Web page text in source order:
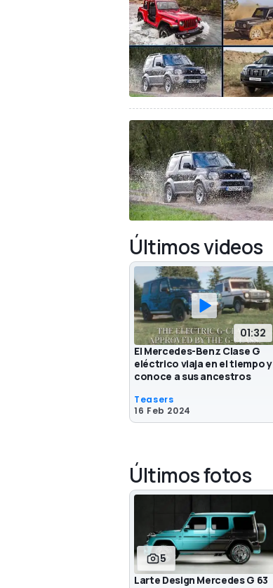
Últimos videos
01:32
El Mercedes-Benz Clase G
eléctrico viaja en el tiempo y
conoce a sus ancestros
Teasers
16 Feb 2024
Últimos fotos
5
Larte Design Mercedes G 63